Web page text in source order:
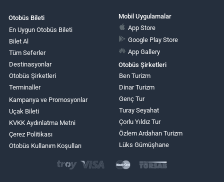
Otobüs Bileti
En Uygun Otobüs Bileti
Bilet Al
Tüm Seferler
Destinasyonlar
Otobüs Şirketleri
Terminaller
Kampanya ve Promosyonlar
Uçak Bileti
KVKK Aydınlatma Metni
Çerez Politikası
Otobüs Kullanım Koşulları
Mobil Uygulamalar
App Store
Google Play Store
App Gallery
Otobüs Şirketleri
Ben Turizm
Dinar Turizm
Genç Tur
Turay Seyahat
Çorlu Yıldız Tur
Özlem Ardahan Turizm
Lüks Gümüşhane